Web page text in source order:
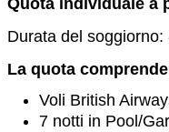
Quota individuale a
Durata del
La quota comprende
Voli British
7 notti in Pool/